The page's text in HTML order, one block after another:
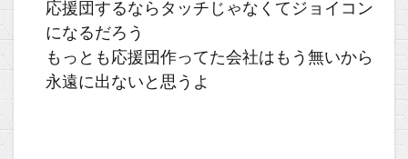
応援団するならタッチじゃなくてジョイコン
になるだろう
もっとも応援団作ってた会社はもう無いから
永遠に出ないと思うよ